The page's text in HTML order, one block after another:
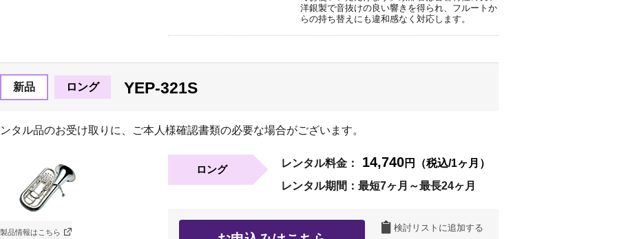
洋銀製で音抜けの良い響きを得られ、フルートか
らの持ち替えにも違和感なく対応します。
新品 ロング YEP-321S
タル品のお受け取りに、ご本人様確認書類の必要な場合がございます。
製品情報はこちら
ロング
レンタル料金： 14,740円（税込/1ヶ月）
レンタル期間：最短7ヶ月～最長24ヶ月
検討リストに追加する